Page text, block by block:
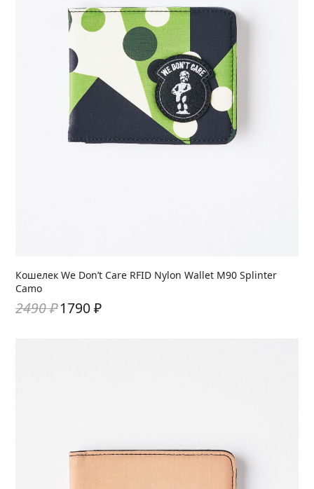
Кошелек We Don’t Care RFID Nylon Wallet M90 Splinter
Camo
2490₽1790₽